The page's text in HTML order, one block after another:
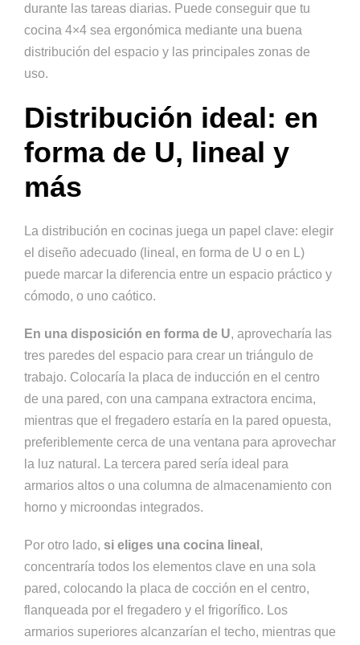
durante las tareas diarias. Puede conseguir que tu
cocina 4×4 sea ergonómica mediante una buena
distribución del espacio y las principales zonas de
uso.
Distribución ideal: en
forma de U, lineal y
más
La distribución en cocinas juega un papel clave: elegir
el diseño adecuado (lineal, en forma de U o en L)
puede marcar la diferencia entre un espacio práctico y
cómodo, o uno caótico.
En una disposición en forma de U, aprovecharía las
tres paredes del espacio para crear un triángulo de
trabajo. Colocaría la placa de inducción en el centro
de una pared, con una campana extractora encima,
mientras que el fregadero estaría en la pared opuesta,
preferiblemente cerca de una ventana para aprovechar
la luz natural. La tercera pared sería ideal para
armarios altos o una columna de almacenamiento con
horno y microondas integrados.
Por otro lado, si eliges una cocina lineal ,
concentraría todos los elementos clave en una sola
pared, colocando la placa de cocción en el centro,
flanqueada por el fregadero y el frigorífico. Los
armarios superiores alcanzarían el techo, mientras que